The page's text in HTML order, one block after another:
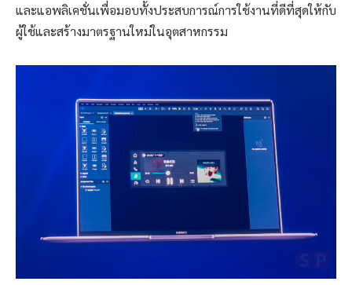
และแอพลิเคชั่นเพื่อมอบทั้งประสบการณ์การใช้งานที่ดีที่สุดให้กับ
ผู้ใช้และสร้างมาตรฐานใหม่ในอุตสาหกรรม